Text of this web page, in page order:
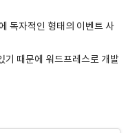
독자적인 형태의 이벤트 사
기 때문에 워드프레스로 개발